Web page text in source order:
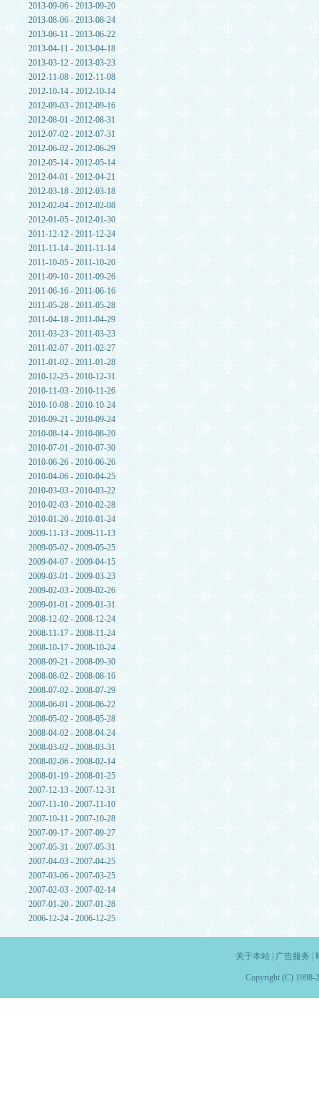
2013-09-06 - 2013-09-20
2013-08-06 - 2013-08-24
2013-06-11 - 2013-06-22
2013-04-11 - 2013-04-18
2013-03-12 - 2013-03-23
2012-11-08 - 2012-11-08
2012-10-14 - 2012-10-14
2012-09-03 - 2012-09-16
2012-08-01 - 2012-08-31
2012-07-02 - 2012-07-31
2012-06-02 - 2012-06-29
2012-05-14 - 2012-05-14
2012-04-01 - 2012-04-21
2012-03-18 - 2012-03-18
2012-02-04 - 2012-02-08
2012-01-05 - 2012-01-30
2011-12-12 - 2011-12-24
2011-11-14 - 2011-11-14
2011-10-05 - 2011-10-20
2011-09-10 - 2011-09-26
2011-06-16 - 2011-06-16
2011-05-28 - 2011-05-28
2011-04-18 - 2011-04-29
2011-03-23 - 2011-03-23
2011-02-07 - 2011-02-27
2011-01-02 - 2011-01-28
2010-12-25 - 2010-12-31
2010-11-03 - 2010-11-26
2010-10-08 - 2010-10-24
2010-09-21 - 2010-09-24
2010-08-14 - 2010-08-20
2010-07-01 - 2010-07-30
2010-06-26 - 2010-06-26
2010-04-06 - 2010-04-25
2010-03-03 - 2010-03-22
2010-02-03 - 2010-02-28
2010-01-20 - 2010-01-24
2009-11-13 - 2009-11-13
2009-05-02 - 2009-05-25
2009-04-07 - 2009-04-15
2009-03-01 - 2009-03-23
2009-02-03 - 2009-02-26
2009-01-01 - 2009-01-31
2008-12-02 - 2008-12-24
2008-11-17 - 2008-11-24
2008-10-17 - 2008-10-24
2008-09-21 - 2008-09-30
2008-08-02 - 2008-08-16
2008-07-02 - 2008-07-29
2008-06-01 - 2008-06-22
2008-05-02 - 2008-05-28
2008-04-02 - 2008-04-24
2008-03-02 - 2008-03-31
2008-02-06 - 2008-02-14
2008-01-19 - 2008-01-25
2007-12-13 - 2007-12-31
2007-11-10 - 2007-11-10
2007-10-11 - 2007-10-28
2007-09-17 - 2007-09-27
2007-05-31 - 2007-05-31
2007-04-03 - 2007-04-25
2007-03-06 - 2007-03-25
2007-02-03 - 2007-02-14
2007-01-20 - 2007-01-28
2006-12-24 - 2006-12-25
关于本站| 广告服务
Copyright (C) 1998-